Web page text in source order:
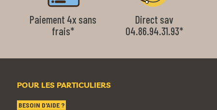
Paiement 4x sans
frais*
Direct sav
04.86.94.31.93*
POUR LES PARTICULIERS
BESOIN D'AIDE ?